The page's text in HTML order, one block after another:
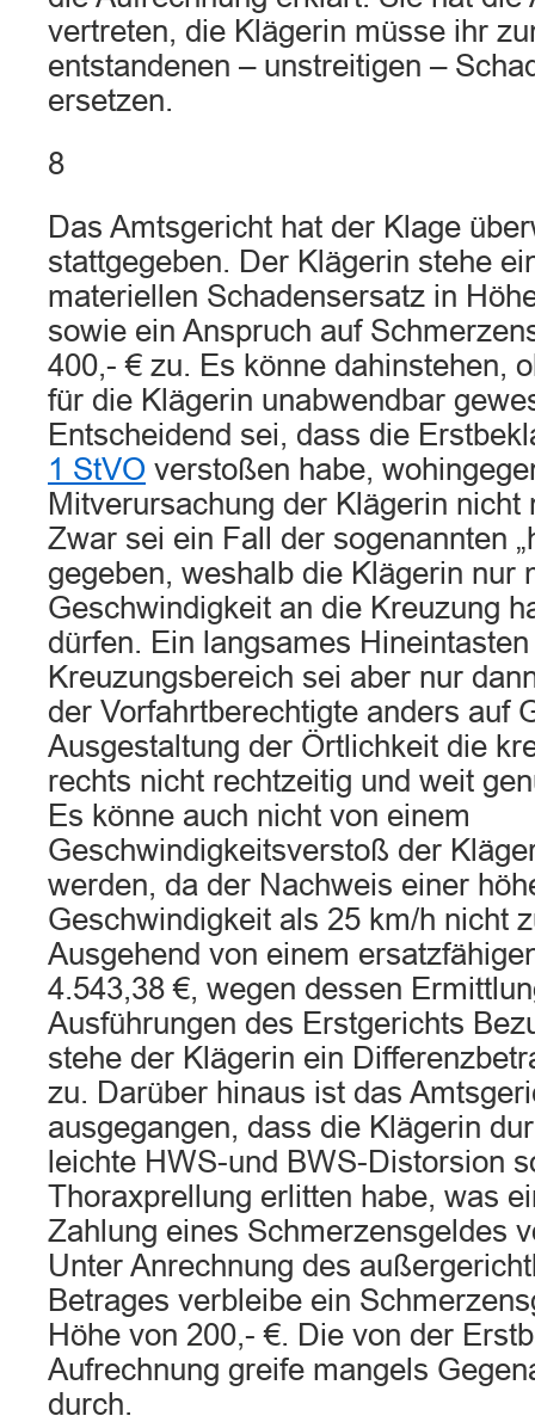
vertreten, die Klägerin müsse ihr
entstandenen – unstreitigen –
ersetzen.
8
Das Amtsgericht hat der Klage
stattgegeben. Der Klägerin stehe
materiellen Schadensersatz in
sowie ein Anspruch auf
400,- € zu. Es könne dahinstehen,
für die Klägerin unabwendbar
Entscheidend sei, dass die
1 StVO verstoßen habe,
Mitverursachung der Klägerin nicht
Zwar sei ein Fall der sogenannten
gegeben, weshalb die Klägerin nur
Geschwindigkeit an die Kreuzung
dürfen. Ein langsames
Kreuzungsbereich sei aber nur
der Vorfahrtberechtigte anders auf
Ausgestaltung der Örtlichkeit die
rechts nicht rechtzeitig und weit
Es könne auch nicht von einem
Geschwindigkeitsverstoß der
werden, da der Nachweis einer
Geschwindigkeit als 25 km/h nicht
Ausgehend von einem
4.543,38 €, wegen dessen
Ausführungen des Erstgerichts
stehe der Klägerin ein
zu. Darüber hinaus ist das
ausgegangen, dass die Klägerin
leichte HWS-und BWS-Distorsion
Thoraxprellung erlitten habe, was
Zahlung eines Schmerzensgeldes
Unter Anrechnung des
Betrages verbleibe ein
Höhe von 200,- €. Die von der
Aufrechnung greife mangels
durch.